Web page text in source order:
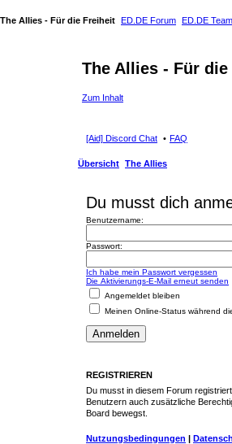
The Allies - Für die Freiheit ED.DE Forum ED.DE
The Allies - Für
Zum Inhalt
[Aid] Discord Chat FAQ
Übersicht The Allies
Du musst dich
Benutzername:
Passwort:
Ich habe mein Passwort vergessen
Die Aktivierungs-E-Mail erneut senden
Angemeldet bleiben
Meinen Online-Status während
REGISTRIEREN
Du musst in diesem Forum
Benutzern auch zusätzliche
Board bewegst.
Nutzungsbedingungen |